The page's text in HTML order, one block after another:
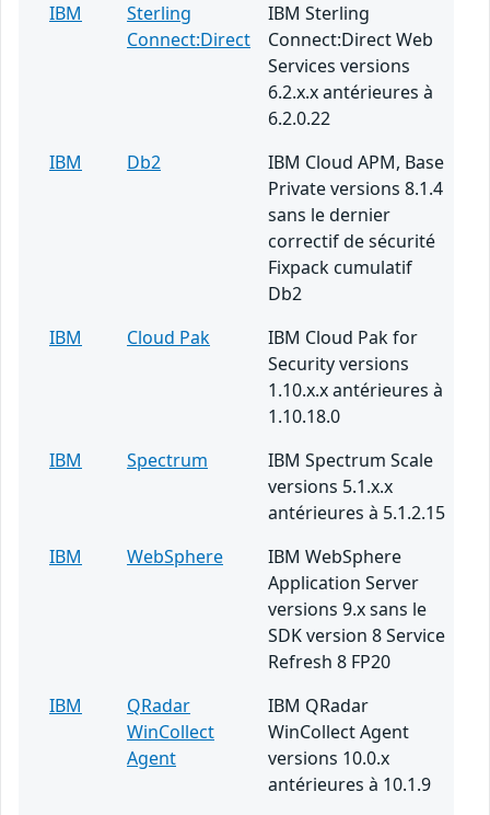
IBM
Sterling
Connect:Direct
IBM Sterling
Connect:Direct Web
Services versions
6.2.x.x antérieures à
6.2.0.22
IBM
Db2
IBM Cloud APM, Base
Private versions 8.1.4
sans le dernier
correctif de sécurité
Fixpack cumulatif
Db2
IBM
Cloud Pak
IBM Cloud Pak for
Security versions
1.10.x.x antérieures à
1.10.18.0
IBM
Spectrum
IBM Spectrum Scale
versions 5.1.x.x
antérieures à 5.1.2.15
IBM
WebSphere
IBM WebSphere
Application Server
versions 9.x sans le
SDK version 8 Service
Refresh 8 FP20
IBM
QRadar
WinCollect
Agent
IBM QRadar
WinCollect Agent
versions 10.0.x
antérieures à 10.1.9